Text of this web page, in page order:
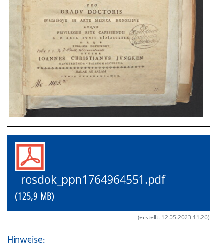
rosdok_ppn1764964551.pdf
(125,9 MB)
(erstellt: 12.05.2023 11:26)
Hinweise: